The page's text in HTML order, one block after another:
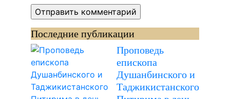
Последние публикации
Проповедь
епископа
Душанбинского и
Таджикистанского